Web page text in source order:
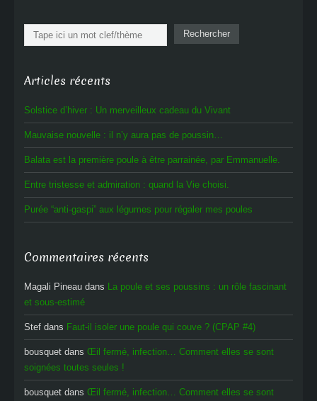
Rechercher Rechercher
Articles récents
Solstice d’hiver : Un merveilleux cadeau du Vivant
Mauvaise nouvelle : il n’y aura pas de poussin…
Balata est la première poule à être parrainée, par Emmanuelle.
Entre tristesse et admiration : quand la Vie choisi.
Purée “anti-gaspi” aux légumes pour régaler mes poules
Commentaires récents
Magali Pineau dans La poule et ses poussins : un rôle fascinant
et sous-estimé
Stef dans Faut-il isoler une poule qui couve ? (CPAP #4)
bousquet dans Œil fermé, infection… Comment elles se sont
soignées toutes seules !
bousquet dans Œil fermé, infection… Comment elles se sont